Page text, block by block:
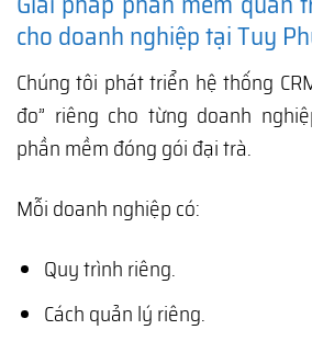
cho doanh nghiệp tại Tuy
Chúng tôi phát triển hệ thống
đo” riêng cho từng doanh
phần mềm đóng gói đại trà.
Mỗi doanh nghiệp có:
Quy trình riêng.
Cách quản lý riêng.